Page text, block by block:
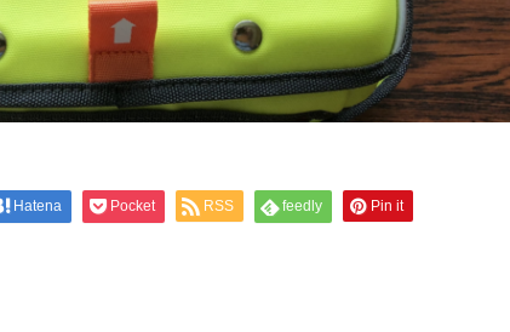
Hatena Pocket RSS feedly Pin it